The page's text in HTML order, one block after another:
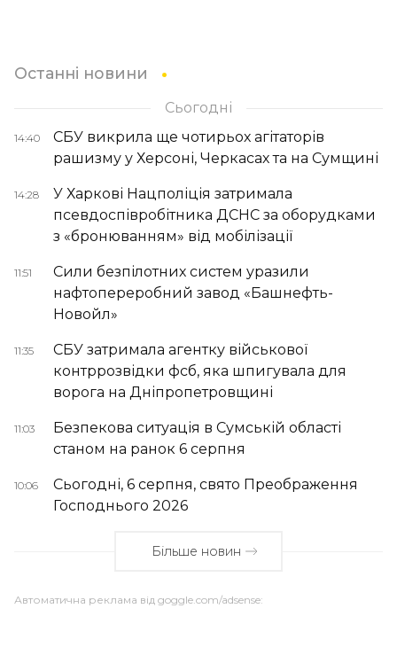
Останні новини
Сьогодні
14:40
СБУ викрила ще чотирьох агітаторів
рашизму у Херсоні, Черкасах та на Сумщині
14:28
У Харкові Нацполіція затримала
псевдоспівробітника ДСНС за оборудками
з «бронюванням» від мобілізації
11:51
Сили безпілотних систем уразили
нафтопереробний завод «Башнефть-
Новойл»
11:35
СБУ затримала агентку військової
контррозвідки фсб, яка шпигувала для
ворога на Дніпропетровщині
11:03
Безпекова ситуація в Сумській області
станом на ранок 6 серпня
10:06
Сьогодні, 6 серпня, свято Преображення
Господнього 2026
Більше новин
Автоматична реклама від goggle.com/adsense: